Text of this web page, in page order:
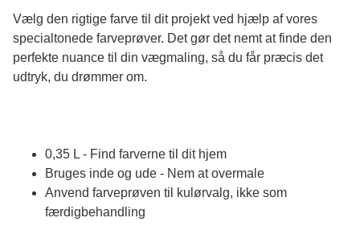
Vælg den rigtige farve til dit projekt ved hjælp af vores
specialtonede farveprøver. Det gør det nemt at finde den
perfekte nuance til din vægmaling, så du får præcis det
udtryk, du drømmer om.
0,35 L - Find farverne til dit hjem
Bruges inde og ude - Nem at overmale
Anvend farveprøven til kulørvalg, ikke som
færdigbehandling